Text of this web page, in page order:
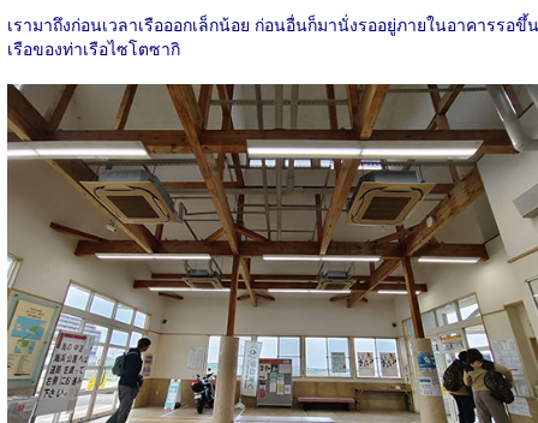
เรามาถึงก่อนเวลาเรือออกเล็กน้อย ก่อนอื่นก็มานั่งรออยู่ภายในอาคารรอขึ้น
เรือของท่าเรือไซโตซากิ